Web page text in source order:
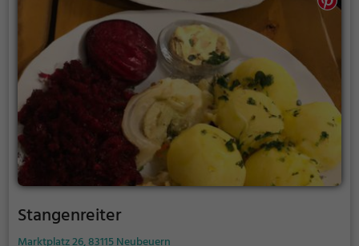
Stangenreiter
Marktplatz 26, 83115 Neubeuern